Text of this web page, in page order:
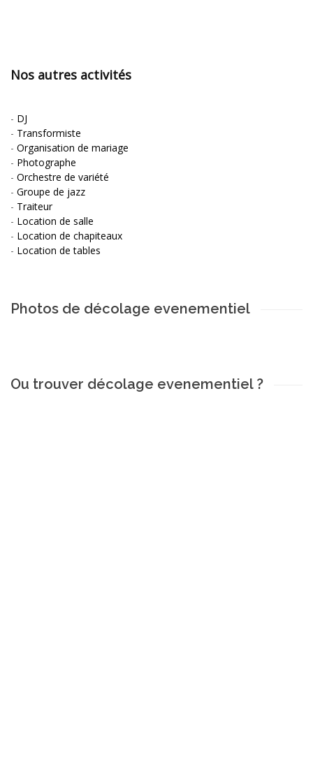
Nos autres activités
- DJ
- Transformiste
- Organisation de mariage
- Photographe
- Orchestre de variété
- Groupe de jazz
- Traiteur
- Location de salle
- Location de chapiteaux
- Location de tables
Photos de décolage evenementiel
Ou trouver décolage evenementiel ?